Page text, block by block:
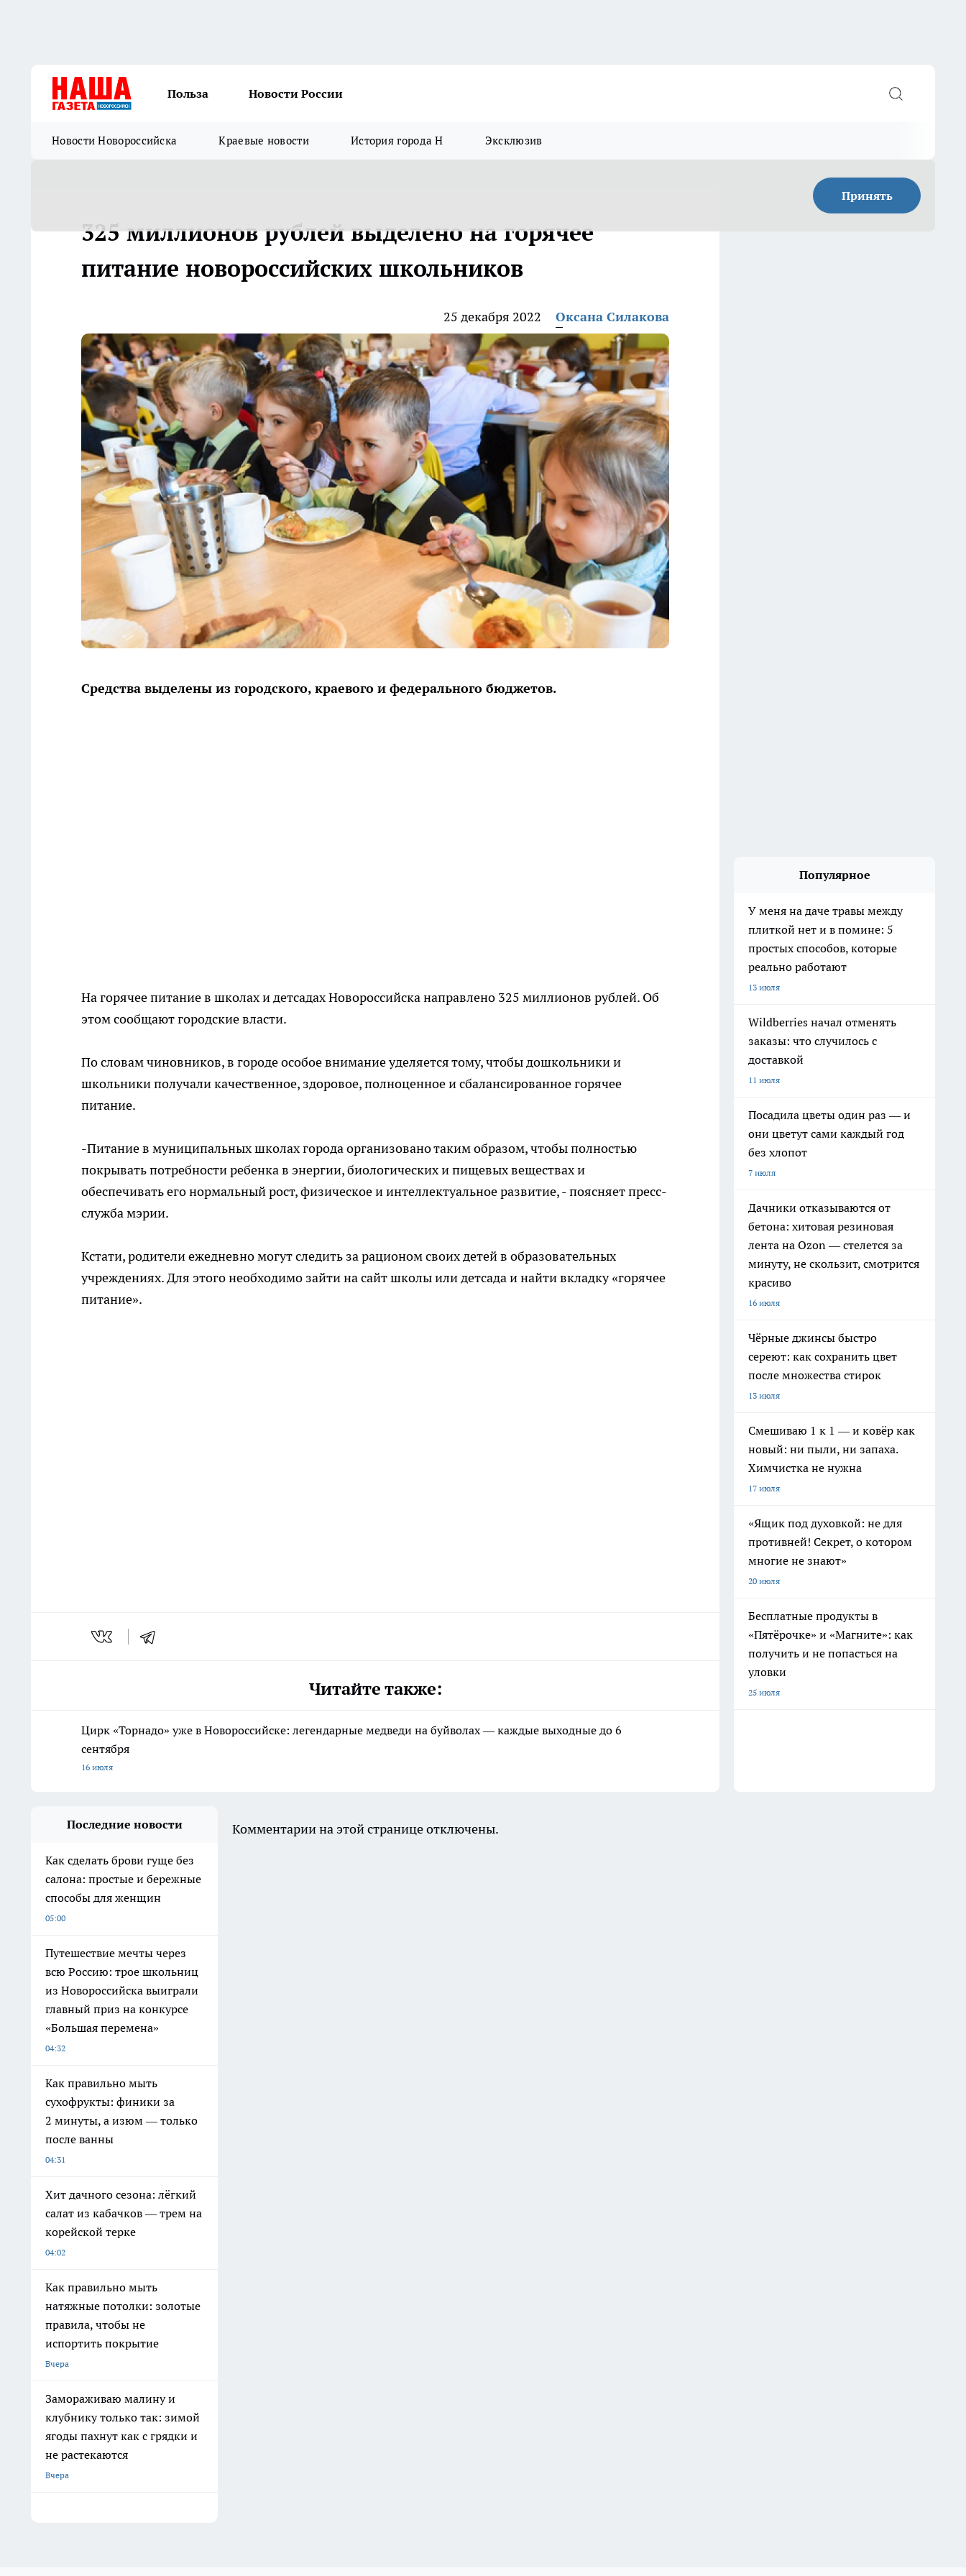
Польза Новости России
Новости Новороссийска Краевые новости История города Н Эксклюзив
Принять
325 миллионов рублей выделено на горячее
питание новороссийских школьников
25 декабря 2022 Оксана Силакова
Средства выделены из городского, краевого и федерального бюджетов.
На горячее питание в школах и детсадах Новороссийска направлено 325 миллионов рублей. Об
этом сообщают городские власти.
По словам чиновников, в городе особое внимание уделяется тому, чтобы дошкольники и
школьники получали качественное, здоровое, полноценное и сбалансированное горячее
питание.
-Питание в муниципальных школах города организовано таким образом, чтобы полностью
покрывать потребности ребенка в энергии, биологических и пищевых веществах и
обеспечивать его нормальный рост, физическое и интеллектуальное развитие, - поясняет пресс-
служба мэрии.
Кстати, родители ежедневно могут следить за рационом своих детей в образовательных
учреждениях. Для этого необходимо зайти на сайт школы или детсада и найти вкладку «горячее
питание».
Читайте также:
Цирк «Торнадо» уже в Новороссийске: легендарные медведи на буйволах — каждые выходные до 6
сентября
16 июля
Популярное
У меня на даче травы между
плиткой нет и в помине: 5
простых способов, которые
реально работают
13 июля
Wildberries начал отменять
заказы: что случилось с
доставкой
11 июля
Посадила цветы один раз — и
они цветут сами каждый год
без хлопот
7 июля
Дачники отказываются от
бетона: хитовая резиновая
лента на Ozon — стелется за
минуту, не скользит, смотрится
красиво
16 июля
Чёрные джинсы быстро
сереют: как сохранить цвет
после множества стирок
13 июля
Смешиваю 1 к 1 — и ковёр как
новый: ни пыли, ни запаха.
Химчистка не нужна
17 июля
«Ящик под духовкой: не для
противней! Секрет, о котором
многие не знают»
20 июля
Бесплатные продукты в
«Пятёрочке» и «Магните»: как
получить и не попасться на
уловки
25 июля
Последние новости
Как сделать брови гуще без
салона: простые и бережные
способы для женщин
05:00
Путешествие мечты через
всю Россию: трое школьниц
из Новороссийска выиграли
главный приз на конкурсе
«Большая перемена»
04:32
Как правильно мыть
сухофрукты: финики за
2 минуты, а изюм — только
после ванны
04:31
Хит дачного сезона: лёгкий
салат из кабачков — трем на
корейской терке
04:02
Как правильно мыть
натяжные потолки: золотые
правила, чтобы не
испортить покрытие
Вчера
Замораживаю малину и
клубнику только так: зимой
ягоды пахнут как с грядки и
не растекаются
Вчера
Комментарии на этой странице отключены.